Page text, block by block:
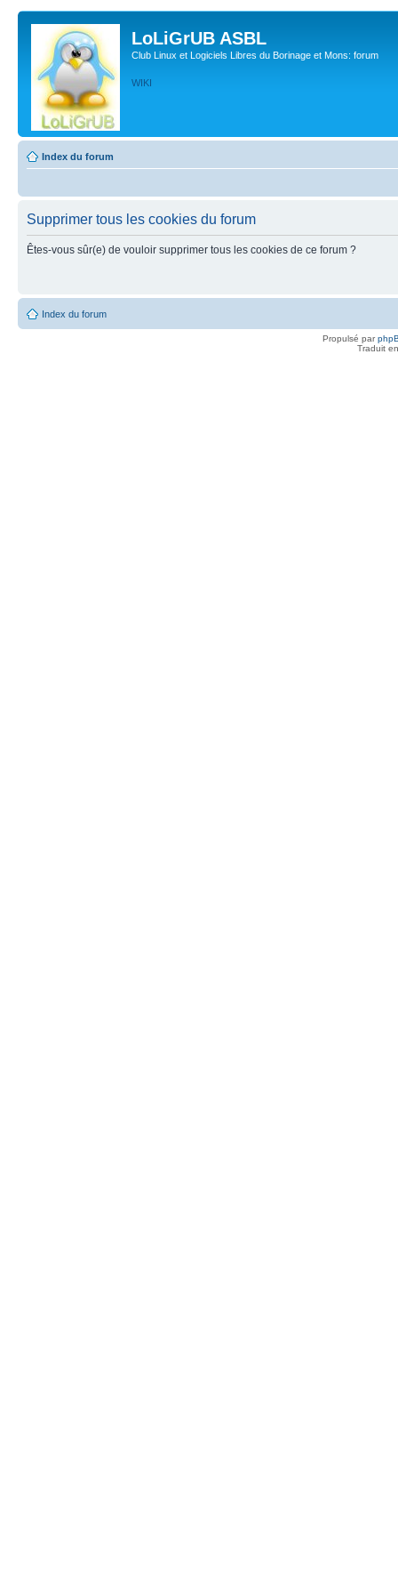
LoLiGrUB ASBL
Club Linux et Logiciels Libres du Borinage et Mons: forum
WIKI
Index du forum
Supprimer tous les cookies du forum
Êtes-vous sûr(e) de vouloir supprimer tous les cookies de ce forum ?
Index du forum
Propulsé par
Traduit